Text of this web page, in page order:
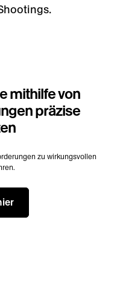
mithilfe von
präzise
zu wirkungsvollen